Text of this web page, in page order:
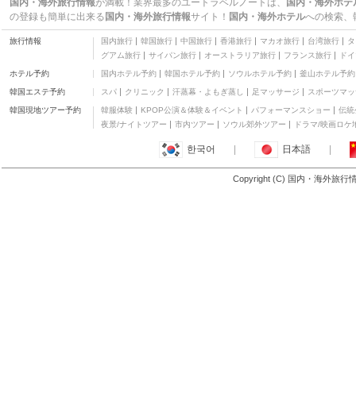
国内・海外旅行情報が満載！業界最多のユートラベルノートは、
国内・海外ホ
の登録も簡単に出来る 国内・海外旅行情報サイト！ 国内・海外ホテルへの検索、
旅行情報 国内旅行 韓国旅行 中国旅行 香港旅行 マカオ旅行 台湾旅行
グアム旅行
サイパン旅行 オーストラリア旅行 フランス旅行 ド
ホテル予約 国内ホテル予約 韓国ホテル予約 ソウルホテル予約 釜山ホテル予約
韓国エステ予約 スパ クリニック 汗蒸幕・よもぎ蒸し 足マッサージ スポーツマ
韓国現地ツアー予約 韓服体験 KPOP公演＆体験＆イベント パフォーマンスショー
伝統
夜景/ナイトツアー
市内ツアー ソウル郊外ツアー ドラマ/映画ロケ
한국어 日本語
Copyright (C) 国内・海外旅行